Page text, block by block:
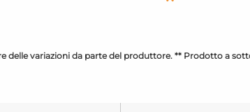
delle variazioni da parte del produttore. ** Prodotto a